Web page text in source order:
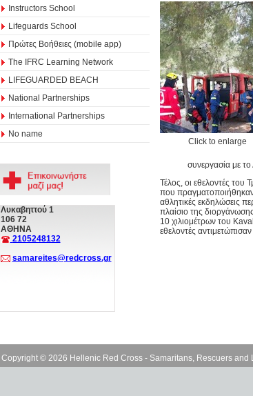
Instructors School
Lifeguards School
Πρώτες Βοήθειες (mobile app)
The IFRC Learning Network
LIFEGUARDED BEACH
National Partnerships
International Partnerships
No name
Λυκαβηττού 1
106 72
ΑΘΗΝΑ
2105248132
samareites@redcross.gr
Click to enlarge
συνεργασία με
Τέλος, οι εθελοντές
που
αθλητικές εκδηλώσεις
πλαίσιο της
10 χιλιομέτρων του
εθελοντές
Copyright © 2026 Hellenic Red Cross - Samaritans, Rescuers and